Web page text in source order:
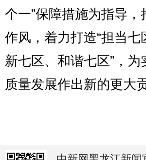
个一”保障措施为指导
作风，着力打造“担当
新七区、和谐七区”，
质量发展作出新的更大